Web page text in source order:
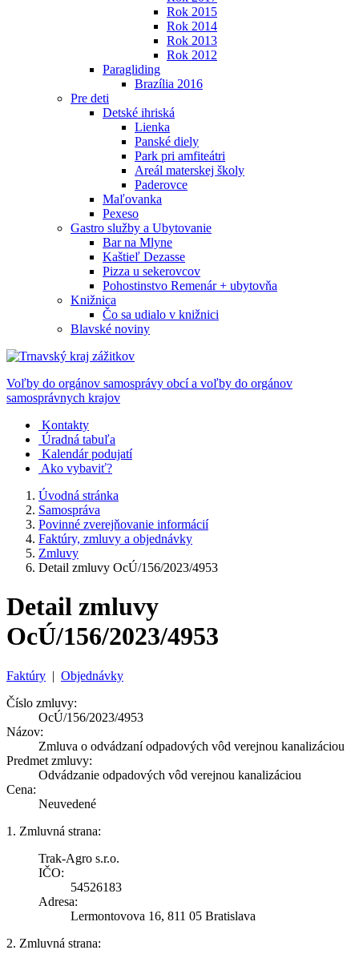
Rok 2015
Rok 2014
Rok 2013
Rok 2012
Paragliding
Brazília 2016
Pre deti
Detské ihriská
Lienka
Panské diely
Park pri amfiteátri
Areál materskej školy
Paderovce
Maľovanka
Pexeso
Gastro služby a Ubytovanie
Bar na Mlyne
Kaštieľ Dezasse
Pizza u sekerovcov
Pohostinstvo Remenár + ubytovňa
Knižnica
Čo sa udialo v knižnici
Blavské noviny
Voľby do orgánov samosprávy obcí a voľby do orgánov
samosprávnych krajov
Kontakty
Úradná tabuľa
Kalendár podujatí
Ako vybaviť?
Úvodná stránka
Samospráva
Povinné zverejňovanie informácií
Faktúry, zmluvy a objednávky
Zmluvy
Detail zmluvy OcÚ/156/2023/4953
Detail zmluvy
OcÚ/156/2023/4953
Faktúry | Objednávky
Číslo zmluvy:
OcÚ/156/2023/4953
Názov:
Zmluva o odvádzaní odpadových vôd verejnou kanalizáciou
Predmet zmluvy:
Odvádzanie odpadových vôd verejnou kanalizáciou
Cena:
Neuvedené
1. Zmluvná strana:
Trak-Agro s.r.o.
IČO:
54526183
Adresa:
Lermontovova 16, 811 05 Bratislava
2. Zmluvná strana: